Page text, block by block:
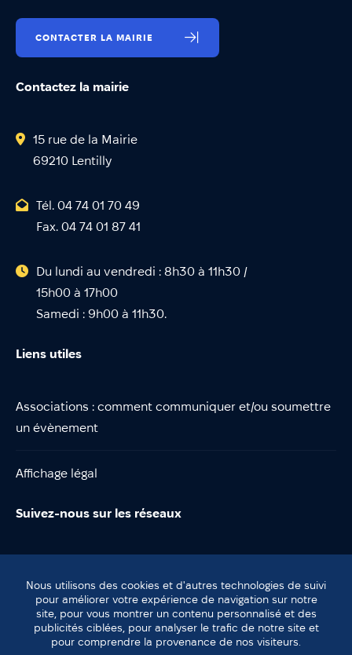
CONTACTER LA MAIRIE
Contactez la mairie
15 rue de la Mairie
69210 Lentilly
Tél. 04 74 01 70 49
Fax. 04 74 01 87 41
Du lundi au vendredi : 8h30 à 11h30 /
15h00 à 17h00
Samedi : 9h00 à 11h30.
Liens utiles
Associations : comment communiquer et/ou soumettre
un évènement
Affichage légal
Suivez-nous sur les réseaux
© Lentilly
Plan du site
Nous utilisons des cookies et d'autres technologies de suivi
pour améliorer votre expérience de navigation sur notre
site, pour vous montrer un contenu personnalisé et des
publicités ciblées, pour analyser le trafic de notre site et
pour comprendre la provenance de nos visiteurs.